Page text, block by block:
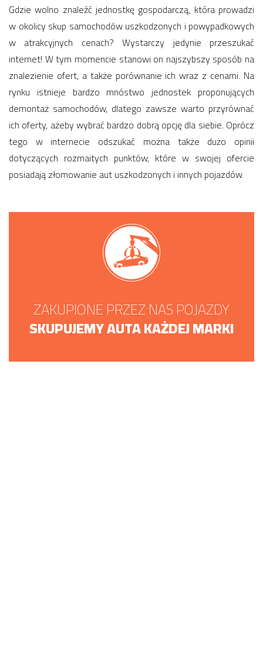
Gdzie wolno znaleźć jednostkę gospodarczą, która prowadzi
w okolicy skup samochodów uszkodzonych i powypadkowych
w atrakcyjnych cenach? Wystarczy jedynie przeszukać
internet! W tym momencie stanowi on najszybszy sposób na
znalezienie ofert, a także porównanie ich wraz z cenami. Na
rynku istnieje bardzo mnóstwo jednostek proponujących
demontaż samochodów, dlatego zawsze warto przyrównać
ich oferty, ażeby wybrać bardzo dobrą opcję dla siebie. Oprócz
tego w internecie odszukać można także dużo opinii
dotyczących rozmaitych punktów, które w swojej ofercie
posiadają złomowanie aut uszkodzonych i innych pojazdów.
ZAKUPIONE PRZEZ NAS POJAZDY
SKUPUJEMY AUTA KAŻDEJ MARKI